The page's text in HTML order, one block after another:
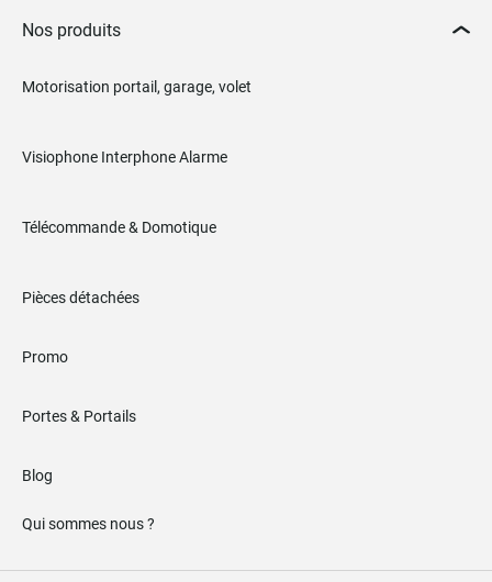
Nos produits
Motorisation portail, garage, volet
Visiophone Interphone Alarme
Télécommande & Domotique
Pièces détachées
Promo
Portes & Portails
Blog
Qui sommes nous ?